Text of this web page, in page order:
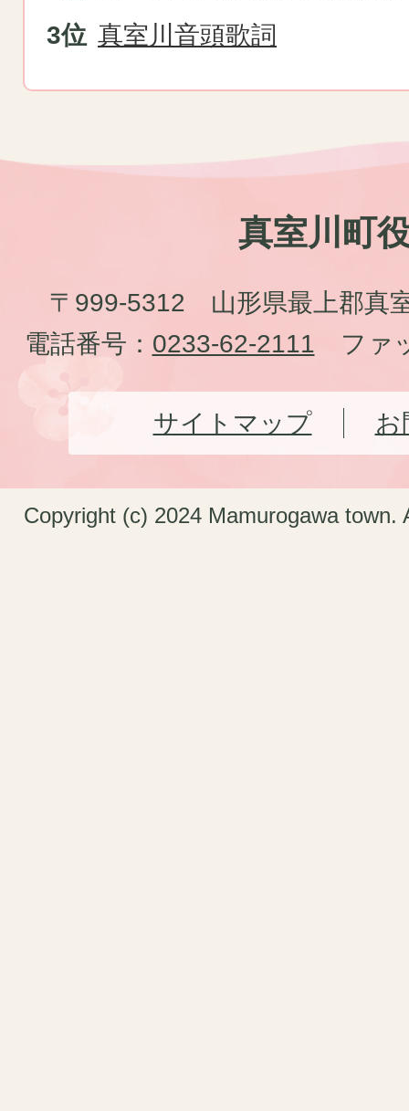
真室川音頭歌詞
真室川町
〒999-5312 山形県最上郡真
電話番号： 0233-62-2111 ファ
サイトマップ お
Copyright (c) 2024 Mamurogawa town.